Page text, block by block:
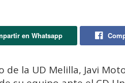
en Whatsapp
de la UD Melilla, Javi